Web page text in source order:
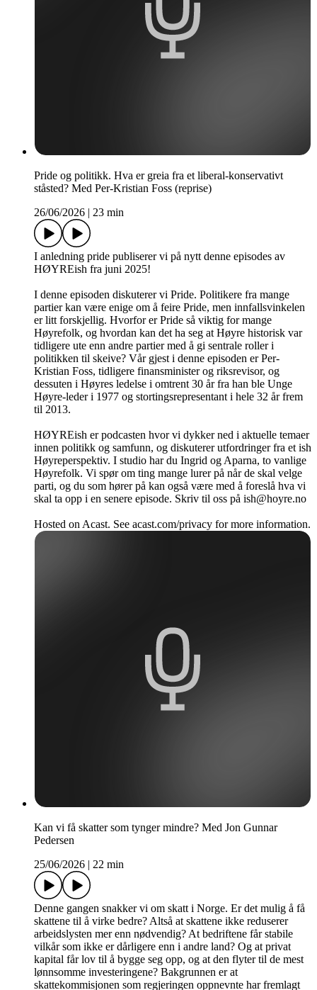
Pride og politikk. Hva er greia fra et liberal-konservativt
ståsted? Med Per-Kristian Foss (reprise)
26/06/2026 | 23 min
I anledning pride publiserer vi på nytt denne episodes av
HØYREish fra juni 2025!
I denne episoden diskuterer vi Pride. Politikere fra mange
partier kan være enige om å feire Pride, men innfallsvinkelen
er litt forskjellig. Hvorfor er Pride så viktig for mange
Høyrefolk, og hvordan kan det ha seg at Høyre historisk var
tidligere ute enn andre partier med å gi sentrale roller i
politikken til skeive? Vår gjest i denne episoden er Per-
Kristian Foss, tidligere finansminister og riksrevisor, og
dessuten i Høyres ledelse i omtrent 30 år fra han ble Unge
Høyre-leder i 1977 og stortingsrepresentant i hele 32 år frem
til 2013.
HØYREish er podcasten hvor vi dykker ned i aktuelle temaer
innen politikk og samfunn, og diskuterer utfordringer fra et ish
Høyreperspektiv. I studio har du Ingrid og Aparna, to vanlige
Høyrefolk. Vi spør om ting mange lurer på når de skal velge
parti, og du som hører på kan også være med å foreslå hva vi
skal ta opp i en senere episode. Skriv til oss på ish@hoyre.no
Hosted on Acast. See acast.com/privacy for more information.
Kan vi få skatter som tynger mindre? Med Jon Gunnar
Pedersen
25/06/2026 | 22 min
Denne gangen snakker vi om skatt i Norge. Er det mulig å få
skattene til å virke bedre? Altså at skattene ikke reduserer
arbeidslysten mer enn nødvendig? At bedriftene får stabile
vilkår som ikke er dårligere enn i andre land? Og at privat
kapital får lov til å bygge seg opp, og at den flyter til de mest
lønnsomme investeringene? Bakgrunnen er at
skattekommisjonen som regjeringen oppnevnte har fremlagt